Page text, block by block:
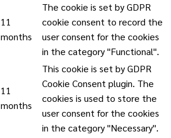
11
months
The cookie is set by GDPR
cookie consent to record the
user consent for the cookies
in the category "Functional".
11
months
This cookie is set by GDPR
Cookie Consent plugin. The
cookies is used to store the
user consent for the cookies
in the category "Necessary".